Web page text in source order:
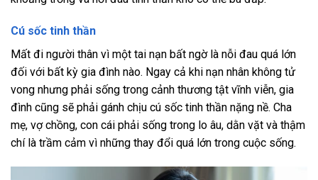
Cú sốc tinh thần
Mất đi người thân vì một tai nạn bất ngờ là nỗi đau quá lớn
đối với bất kỳ gia đình nào. Ngay cả khi nạn nhân không tử
vong nhưng phải sống trong cảnh thương tật vĩnh viễn, gia
đình cũng sẽ phải gánh chịu cú sốc tinh thần nặng nề. Cha
mẹ, vợ chồng, con cái phải sống trong lo âu, dằn vặt và thậm
chí là trầm cảm vì những thay đổi quá lớn trong cuộc sống.